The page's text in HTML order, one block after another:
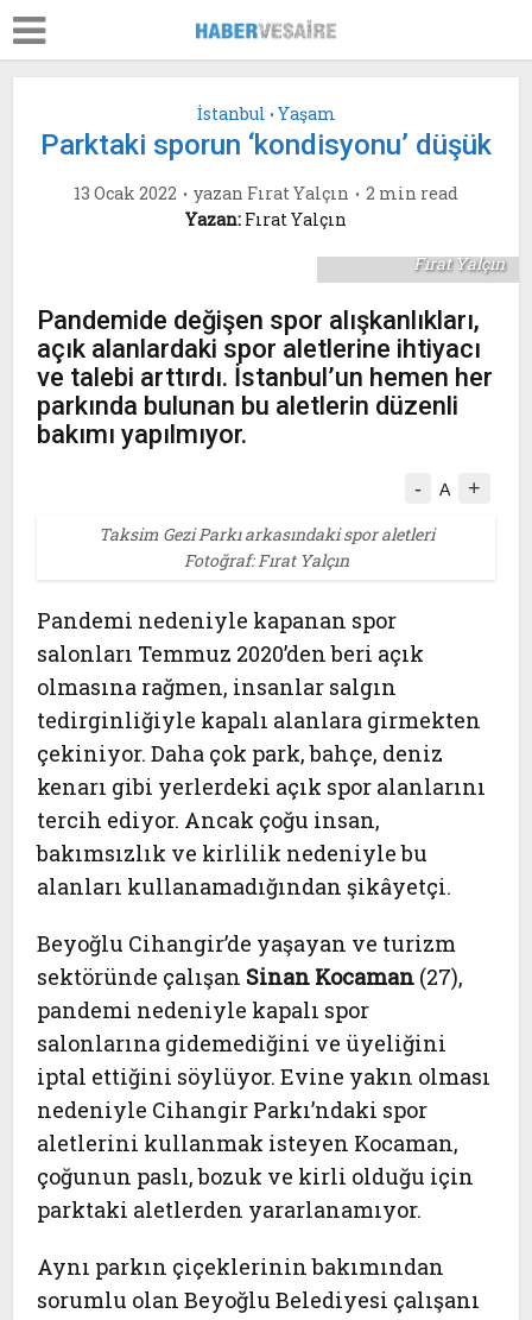
İstanbul • Yaşam
Parktaki sporun ‘kondisyonu’ düşük
13 Ocak 2022 yazan Fırat Yalçın
2 min read
Yazan: Fırat Yalçın
Fırat Yalçın
Pandemide değişen spor alışkanlıkları,
açık alanlardaki spor aletlerine ihtiyacı
ve talebi arttırdı. İstanbul’un hemen her
parkında bulunan bu aletlerin düzenli
bakımı yapılmıyor.
- A +
Taksim Gezi Parkı arkasındaki spor aletleri
Fotoğraf: Fırat Yalçın
Pandemi nedeniyle kapanan spor
salonları Temmuz 2020’den beri açık
olmasına rağmen, insanlar salgın
tedirginliğiyle kapalı alanlara girmekten
çekiniyor. Daha çok park, bahçe, deniz
kenarı gibi yerlerdeki açık spor alanlarını
tercih ediyor. Ancak çoğu insan,
bakımsızlık ve kirlilik nedeniyle bu
alanları kullanamadığından şikâyetçi.
Beyoğlu Cihangir’de yaşayan ve turizm
sektöründe çalışan Sinan Kocaman (27),
pandemi nedeniyle kapalı spor
salonlarına gidemediğini ve üyeliğini
iptal ettiğini söylüyor. Evine yakın olması
nedeniyle Cihangir Parkı’ndaki spor
aletlerini kullanmak isteyen Kocaman,
çoğunun paslı, bozuk ve kirli olduğu için
parktaki aletlerden yararlanamıyor.
Aynı parkın çiçeklerinin bakımından
sorumlu olan Beyoğlu Belediyesi çalışanı